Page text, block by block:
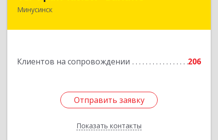
Минусинск
Клиентов на сопровождении 206
Отправить заявку
Показать контакты
662610, Красноярский край, Минусинск г,
Отправить заявку
Назад